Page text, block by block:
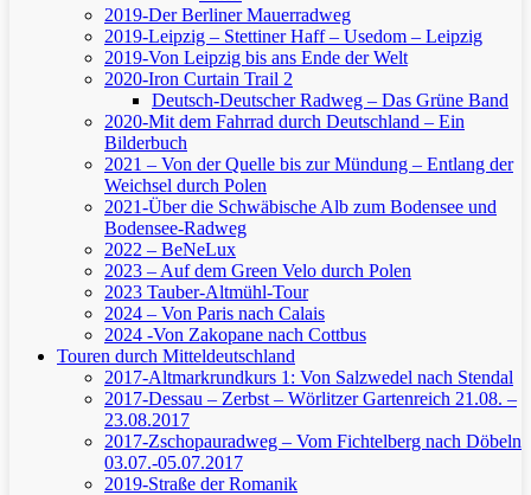
2019-Der Berliner Mauerradweg
2019-Leipzig – Stettiner Haff – Usedom – Leipzig
2019-Von Leipzig bis ans Ende der Welt
2020-Iron Curtain Trail 2
Deutsch-Deutscher Radweg – Das Grüne Band
2020-Mit dem Fahrrad durch Deutschland – Ein
Bilderbuch
2021 – Von der Quelle bis zur Mündung – Entlang der
Weichsel durch Polen
2021-Über die Schwäbische Alb zum Bodensee und
Bodensee-Radweg
2022 – BeNeLux
2023 – Auf dem Green Velo durch Polen
2023 Tauber-Altmühl-Tour
2024 – Von Paris nach Calais
2024 -Von Zakopane nach Cottbus
Touren durch Mitteldeutschland
2017-Altmarkrundkurs 1: Von Salzwedel nach Stendal
2017-Dessau – Zerbst – Wörlitzer Gartenreich 21.08. –
23.08.2017
2017-Zschopauradweg – Vom Fichtelberg nach Döbeln
03.07.-05.07.2017
2019-Straße der Romanik